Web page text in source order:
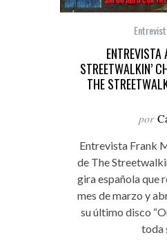
ENTREVISTA
STREETWALKIN’
THE
por
Entrevista Frank
de The
gira española que
mes de marzo y
su último disco
toda